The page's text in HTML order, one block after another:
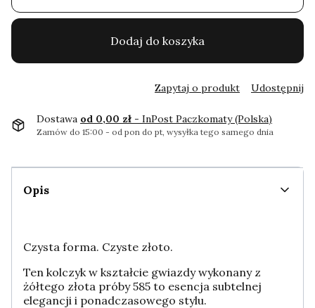
Dodaj do koszyka
Zapytaj o produkt Udostępnij
Dostawa od 0,00 zł - InPost Paczkomaty (Polska)
Zamów do 15:00 - od pon do pt, wysyłka tego samego dnia
Opis
Czysta forma. Czyste złoto.
Ten kolczyk w kształcie gwiazdy wykonany z
żółtego złota próby 585 to esencja subtelnej
elegancji i ponadczasowego stylu.